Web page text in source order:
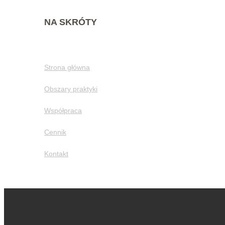
NA SKRÓTY
Strona główna
Obszary praktyki
Współpraca
Cennik
Kontakt